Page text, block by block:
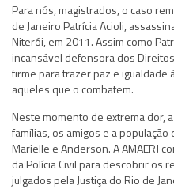
Para nós, magistrados, o caso
de Janeiro Patrícia Acioli,
Niterói, em 2011. Assim como
incansável defensora dos
firme para trazer paz e igualdade
aqueles que o combatem.
Neste momento de extrema dor,
famílias, os amigos e a
Marielle e Anderson. A AMAERJ
da Polícia Civil para descobrir os
julgados pela Justiça do Rio de